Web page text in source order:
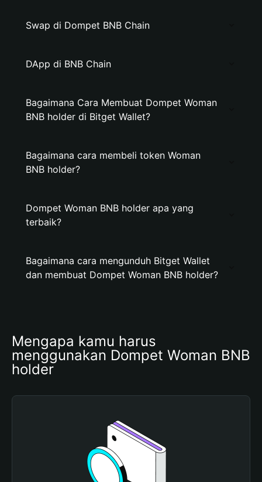
Swap di Dompet BNB Chain
DApp di BNB Chain
Bagaimana Cara Membuat Dompet Woman
BNB holder di Bitget Wallet?
Bagaimana cara membeli token Woman
BNB holder?
Dompet Woman BNB holder apa yang
terbaik?
Bagaimana cara mengunduh Bitget Wallet
dan membuat Dompet Woman BNB holder?
Mengapa kamu harus
menggunakan Dompet Woman BNB
holder